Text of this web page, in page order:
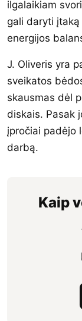
ilgalaikiam
gali daryti
energijos
J. Oliveris yra
sveikatos
skausmas dėl
diskais. Pasak
įpročiai padėjo
darbą.
Kaip